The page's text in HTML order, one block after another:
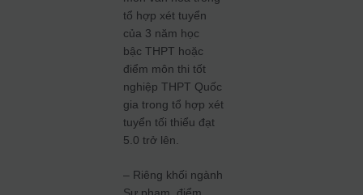
tổ hợp xét tuyển
của 3 năm học
bậc THPT hoặc
điểm môn thi tốt
nghiệp THPT Quốc
gia trong tổ hợp xét
tuyển tối thiểu đạt
5.0 trở lên.
– Riêng khối ngành